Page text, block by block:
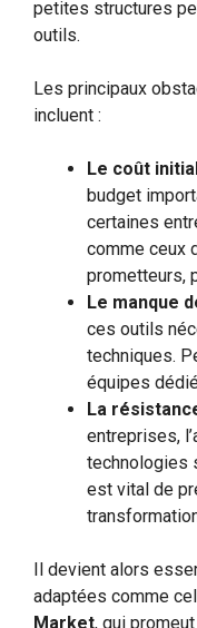
petites structures
outils.
Les principaux
incluent :
Le coût
budget
certaines
comme ceux
prometteurs,
Le manque
ces outils
techniques.
équipes
La
entreprises,
technologies
est vital de
Il devient alors
adaptées comme
Market, qui